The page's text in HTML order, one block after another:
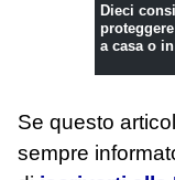
Dieci
a casa o
Se questo
sempre